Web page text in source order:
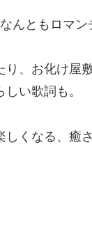
んともロマン
、お化け屋
い歌詞も。
くなる、癒